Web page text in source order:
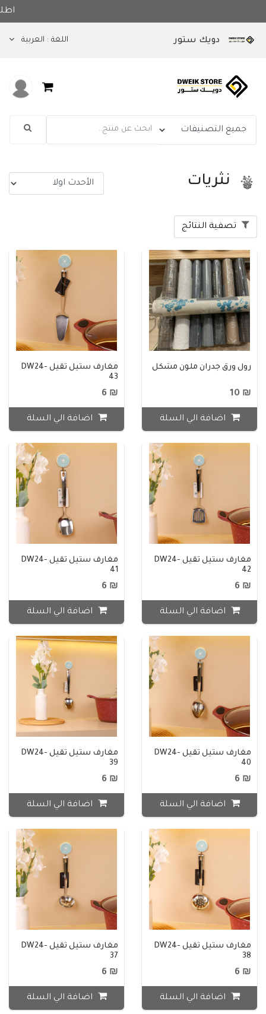
اجعلي بيتك مميز مع أصناف جواد دويك
دويك ستور اللغة : العربية
نثريات
تصفية النتائج
رول ورق جدران ملون مشكل
₪ 10
اضافة الي السلة
مغارف ستيل ثقيل DW24-
43
₪ 6
اضافة الي السلة
مغارف ستيل ثقيل DW24-
42
₪ 6
اضافة الي السلة
مغارف ستيل ثقيل DW24-
41
₪ 6
اضافة الي السلة
مغارف ستيل ثقيل DW24-
40
₪ 6
اضافة الي السلة
مغارف ستيل ثقيل DW24-
39
₪ 6
اضافة الي السلة
مغارف ستيل ثقيل DW24-
38
₪ 6
اضافة الي السلة
مغارف ستيل ثقيل DW24-
37
₪ 6
اضافة الي السلة